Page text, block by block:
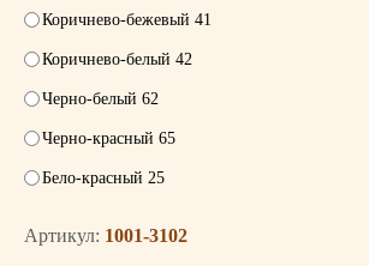
Коричнево-бежевый 41
Коричнево-белый 42
Черно-белый 62
Черно-красный 65
Бело-красный 25
Артикул: 1001-3102